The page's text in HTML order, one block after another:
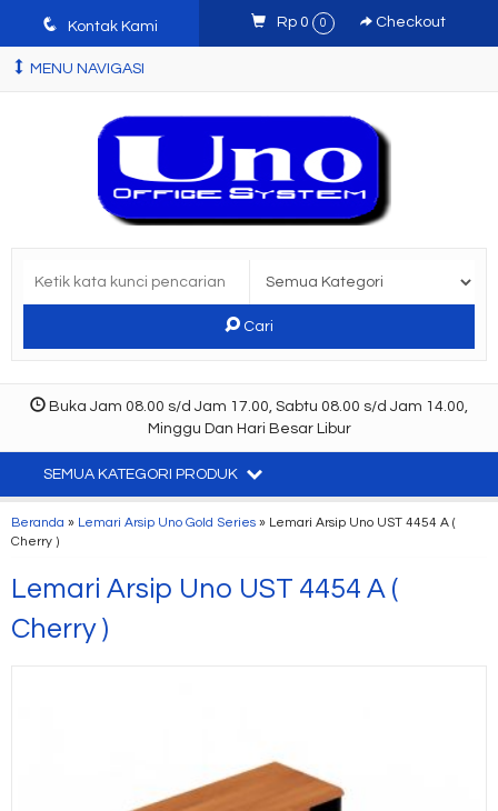
q Kontak Kami Rp 0 0 Checkout
MENU NAVIGASI
Cari
Buka Jam 08.00 s/d Jam 17.00, Sabtu 08.00 s/d Jam 14.00,
Minggu Dan Hari Besar Libur
SEMUA KATEGORI PRODUK
Beranda » Lemari Arsip Uno Gold Series » Lemari Arsip Uno UST 4454 A (
Cherry )
Lemari Arsip Uno UST 4454 A (
Cherry )